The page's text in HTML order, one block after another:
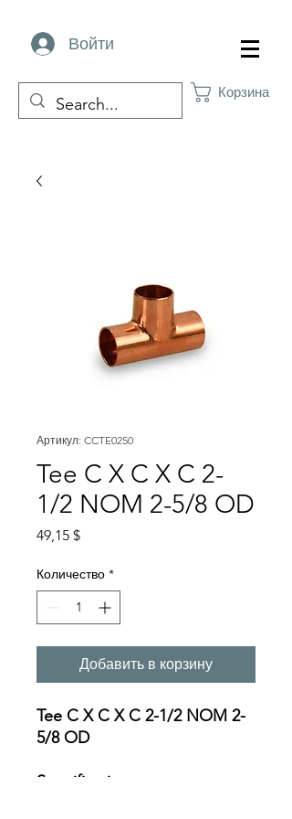
Войти
Корзина
Артикул: CCTE0250
Tee C X C X C 2-
1/2 NOM 2-5/8 OD
49,15 $Цена
Количество *
Добавить в корзину
Tee C X C X C 2-1/2 NOM 2-
5/8 OD
Specifications: